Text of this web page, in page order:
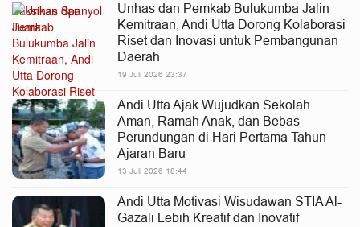
Unhas dan Pemkab Bulukumba Jalin
Kemitraan, Andi Utta Dorong Kolaborasi
Riset dan Inovasi untuk Pembangunan
Daerah
19 Juli 2026 23:37
Andi Utta Ajak Wujudkan Sekolah
Aman, Ramah Anak, dan Bebas
Perundungan di Hari Pertama Tahun
Ajaran Baru
13 Juli 2026 18:44
Andi Utta Motivasi Wisudawan STIA Al-
Gazali Lebih Kreatif dan Inovatif